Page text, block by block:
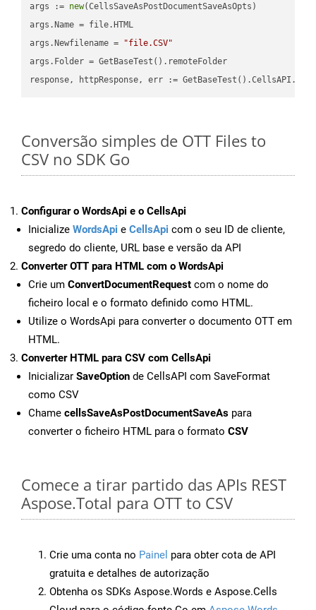
args := new(CellsSaveAsPostDocumentSaveAsOpts)
args.Name = file.HTML
args.Newfilename =
"file.CSV"
args.Folder = GetBaseTest().remoteFolder
Conversão simples de OTT Files to
CSV no SDK Go
Configurar o WordsApi e o CellsApi
Inicialize WordsApi e CellsApi com o seu ID de cliente,
segredo do cliente, URL base e versão da API
Converter OTT para HTML com o WordsApi
Crie um ConvertDocumentRequest com o nome do
ficheiro local e o formato definido como HTML.
Utilize o WordsApi para converter o documento OTT em
HTML.
Converter HTML para CSV com CellsApi
Inicializar SaveOption de CellsAPI com SaveFormat
como CSV
Chame cellsSaveAsPostDocumentSaveAs para
converter o ficheiro HTML para o formato CSV
Comece a tirar partido das APIs REST
Aspose.Total para OTT to CSV
Crie uma conta no Painel para obter cota de API
gratuita e detalhes de autorização
Obtenha os SDKs Aspose.Words e Aspose.Cells